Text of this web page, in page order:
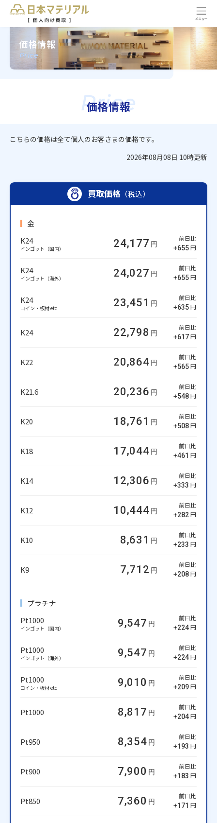
価格情報
Price
価格情報
Price
こちらの価格は全て個人のお客さまの価格です。
2026年08月08日 10時更新
買取価格 （税込）
金
K24
インゴット（国内） 24,177 円
前日比
+655円
K24
インゴット（海外） 24,027 円
前日比
+655円
K24
コイン・板材 etc 23,451 円
前日比
+635円
K24 22,798 円
前日比
+617円
K22 20,864 円
前日比
+565円
K21.6 20,236 円
前日比
+548円
K20 18,761 円
前日比
+508円
K18 17,044 円
前日比
+461 円
K14 12,306 円
前日比
+333 円
K12 10,444 円
前日比
+282円
K10 8,631 円
前日比
+233 円
K9 7,712 円
前日比
+208円
プラチナ
Pt1000
インゴット（国内） 9,547 円
前日比
+224円
Pt1000
インゴット（海外） 9,547 円
前日比
+224円
Pt1000
コイン・板材 etc 9,010 円
前日比
+209円
Pt1000 8,817 円
前日比
+204円
Pt950 8,354 円
前日比
+193 円
Pt900 7,900 円
前日比
+183 円
Pt850 7,360 円
前日比
+171 円